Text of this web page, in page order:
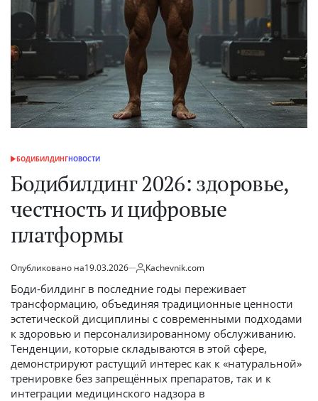
ОПУБЛИКОВАНО
БОДИБИЛДИНГНОВОСТИ
Бодибилдинг 2026: здоровье,
честность и цифровые
платформы
Опубликовано на19.03.2026 отKachevnik.com
Боди‑билдинг в последние годы переживает
трансформацию, объединяя традиционные ценности
эстетической дисциплины с современными подходами
к здоровью и персонализированному обслуживанию.
Тенденции, которые складываются в этой сфере,
демонстрируют растущий интерес как к «натуральной»
тренировке без запрещённых препаратов, так и к
интеграции медицинского надзора в